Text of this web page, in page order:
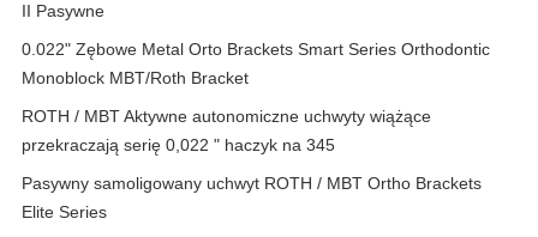
II Pasywne
0.022" Zębowe Metal Orto Brackets Smart Series Orthodontic
Monoblock MBT/Roth Bracket
ROTH / MBT Aktywne autonomiczne uchwyty wiążące
przekraczają serię 0,022 " haczyk na 345
Pasywny samoligowany uchwyt ROTH / MBT Ortho Brackets
Elite Series